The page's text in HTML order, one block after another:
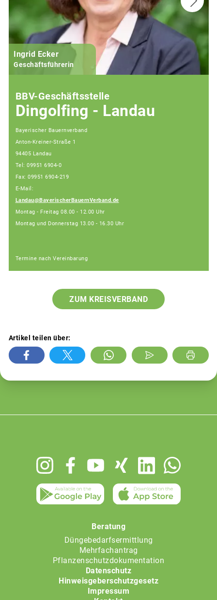
Ingrid Ecker
Geschäftsführerin
BBV-Geschäftsstelle
Dingolfing - Landau
Bayerischer Bauernverband
Anton-Kreiner-Straße 1
94405 Landau
Tel: 09951 6904-0
Fax: 09951 6904-219
E-Mail:
Landau@BayerischerBauernVerband.de
Montag - Freitag 08.00 - 12.00 Uhr
Montag und Donnerstag 13.00 - 16.30 Uhr
Termine nach Vereinbarung
ZUM KREISVERBAND
Artikel teilen über:
Beratung
Düngebedarfsermittlung
Mehrfachantrag
Pflanzenschutzdokumentation
Datenschutz
Hinweisgeberschutzgesetz
Impressum